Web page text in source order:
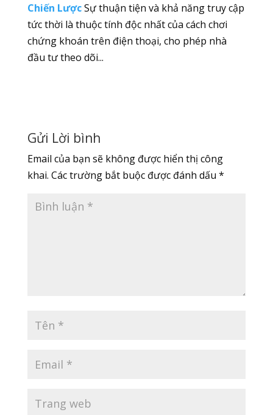
Chiến LượcSự thuận tiện và khả năng truy cập
tức thời là thuộc tính độc nhất của cách chơi
chứng khoán trên điện thoại, cho phép nhà
đầu tư theo dõi...
Gửi Lời bình
Email của bạn sẽ không được hiển thị công
khai. Các trường bắt buộc được đánh dấu *